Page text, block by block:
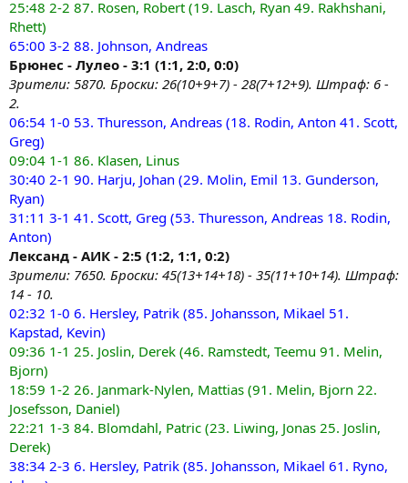
25:48 2-2 87. Rosen, Robert (19. Lasch, Ryan 49. Rakhshani,
Rhett)
65:00 3-2 88. Johnson, Andreas
Брюнес - Лулео - 3:1 (1:1, 2:0, 0:0)
Зрители: 5870. Броски: 26(10+9+7) - 28(7+12+9). Штраф: 6 -
2.
06:54 1-0 53. Thuresson, Andreas (18. Rodin, Anton 41. Scott,
Greg)
09:04 1-1 86. Klasen, Linus
30:40 2-1 90. Harju, Johan (29. Molin, Emil 13. Gunderson,
Ryan)
31:11 3-1 41. Scott, Greg (53. Thuresson, Andreas 18. Rodin,
Anton)
Лександ - АИК - 2:5 (1:2, 1:1, 0:2)
Зрители: 7650. Броски: 45(13+14+18) - 35(11+10+14). Штраф:
14 - 10.
02:32 1-0 6. Hersley, Patrik (85. Johansson, Mikael 51.
Kapstad, Kevin)
09:36 1-1 25. Joslin, Derek (46. Ramstedt, Teemu 91. Melin,
Bjorn)
18:59 1-2 26. Janmark-Nylen, Mattias (91. Melin, Bjorn 22.
Josefsson, Daniel)
22:21 1-3 84. Blomdahl, Patric (23. Liwing, Jonas 25. Joslin,
Derek)
38:34 2-3 6. Hersley, Patrik (85. Johansson, Mikael 61. Ryno,